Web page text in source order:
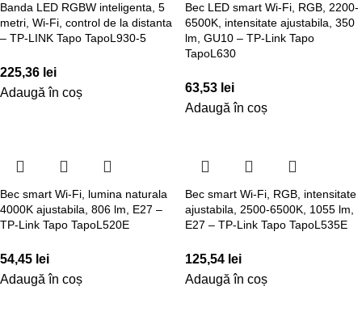
Banda LED RGBW inteligenta, 5
metri, Wi-Fi, control de la distanta
– TP-LINK Tapo TapoL930-5
225,36 lei
Adaugă în coș
Bec LED smart Wi-Fi, RGB, 2200-
6500K, intensitate ajustabila, 350
lm, GU10 – TP-Link Tapo
TapoL630
63,53 lei
Adaugă în coș
Bec smart Wi-Fi, lumina naturala
4000K ajustabila, 806 lm, E27 –
TP-Link Tapo TapoL520E
54,45 lei
Adaugă în coș
Bec smart Wi-Fi, RGB, intensitate
ajustabila, 2500-6500K, 1055 lm,
E27 – TP-Link Tapo TapoL535E
125,54 lei
Adaugă în coș